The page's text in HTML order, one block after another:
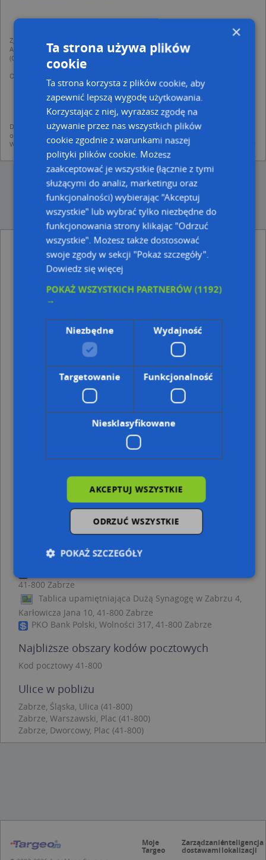
Zgodnie z Rozporządzeniem PE i Rady (UE) o Ochronie Danych Osobowych
Administratorem (RODO), administratorem danych jest AutoMapa sp. z o.o.
(Operator) z siedzibą w Warszawie przy ulicy Domaniewskiej 37.
Operator przetwarza dane osobowe w celu:
dodania ich do bazy Targeo oraz publikacji w wyszukiwarce firm i na
mapach (art. 6 ust. 1 lit. f RODO)
udostępniania danych o firmach partnerom biznesowym operatora (art.
6 ust. 1 lit. f RODO)
Dane pochodzą z publicznych baz CEIDG, GUS, REGON, z firmowych stron www
oraz od podmiotów zewnętrznych.
Więcej informacji dot. RODO:http://regulamin.automapa.pl/odo_przetwarzanie/
EU07-092 IMG 2879 filtered - inne Zdjęcia w
pobliżu
Zabrze Admiral, Wolności 305, 41-800 Zabrze
Zabrze post office, Wolności, 41-800 Zabrze
Adresy w pobliżu
Zabrze, Dworcowy 6, Plac (41-800) (→ 38 m)
Zabrze, Wolności 311, Ulica (41-800) (→ 47 m)
Zabrze, Wandy 9, Ulica (41-800)
(→ 54 m)
Zabrze, Wolności 309, Ulica (41-800)
(→ 59 m)
Zabrze, Dworcowy 8, Plac (41-800) (→ 60 m)
Zabrze, Wandy 10, Ulica (41-800) (→ 74 m)
Zabrze, Wolności 310, Ulica (41-800)
Zabrze, Wolności 314, Ulica (41-800)
Zabrze, Warszawski 4, Plac (41-800) (→ 111 m)
EU07-092 IMG 2879 filtered - inne punkty w
Sklep Spożywczy Mar Sel Maria i Adam Ursel, ul.
Wolności 307, 41-800 Zabrze
Beta-Consulting, Plac Krakowski 4, 41-800 Zabrze
41-800 Zabrze
Tablica upamiętniająca Dużą Synagogę w Zabrzu 4,
Karłowicza Jana 10, 41-800 Zabrze
PKO Bank Polski, Wolności 317, 41-800 Zabrze
Najbliższe obszary kodów pocztowych
Kod pocztowy 41-800
Ulice w pobliżu
Zabrze, Śląska, Ulica (41-800)
Zabrze, Warszawski, Plac (41-800)
Zabrze, Dworcowy, Plac (41-800)
Moje
Targeo
Zarządzanie
dostawami
Inteligencja
lokalizacji
×
Ta strona używa plików
cookie
Ta strona korzysta z plików cookie, aby
zapewnić lepszą wygodę użytkowania.
Korzystając z niej, wyrażasz zgodę na
używanie przez nas wszystkich plików
cookie zgodnie z warunkami naszej
polityki plików cookie. Możesz
zaakceptować je wszystkie (łącznie z tymi
służącymi do analiz, marketingu oraz
funkcjonalności) wybierając "Akceptuj
wszystkie" lub wybrać tylko niezbędne do
funkcjonowania strony klikając "Odrzuć
wszystkie". Możesz także dostosować
swoje zgody w sekcji "Pokaż szczegóły".
Dowiedz się więcej
POKAŻ WSZYSTKICH PARTNERÓW(1192)
→
Niezbędne Wydajność
Targetowanie Funkcjonalność
Niesklasyfikowane
AKCEPTUJ WSZYSTKIE
ODRZUĆ WSZYSTKIE
POKAŻ SZCZEGÓŁY
Niezbędne Wydajność
Targetowanie
Funkcjonalność
Niesklasyfikowane
podstawowych funkcji strony internetowej, takich
Bez niezbędnych plików cookie nie można
Nazwa
APPSESSID .targeo.pl
CookieScriptConsent
CookieScript
1 rok 1 miesiąc